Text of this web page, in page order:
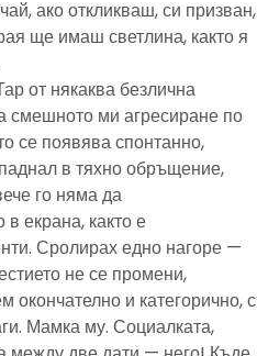
ако откликваш, си призван,
ще имаш светлина, както я
от някаква безлична
смешното ми агресиране по
се появява спонтанно,
в тяхно обръщение,
го няма да
екрана, както е
Сролирах едно нагоре —
не се промени,
окончателно и категорично, с
Мамка му. Социалката,